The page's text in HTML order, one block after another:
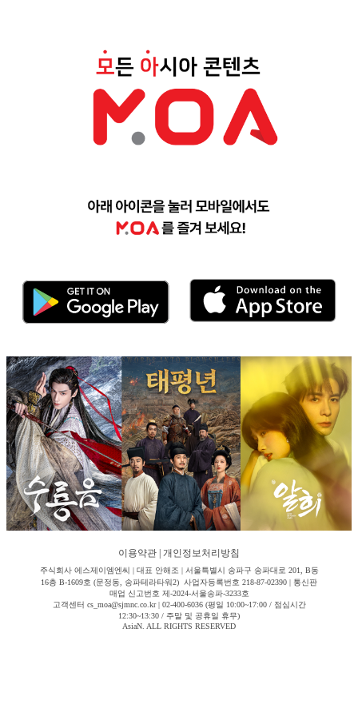
이용약관 개인정보처리방침
주식회사 에스제이엠엔씨 | 대표 안해조 | 서울특별시 송파구 송파대로 201, B동
16층 B-1609호 (문정동, 송파테라타워2) 사업자등록번호 218-87-02390 | 통신판
매업 신고번호 제-2024-서울송파-3233호
고객센터 cs_moa@sjmnc.co.kr | 02-400-6036 (평일 10:00~17:00 / 점심시간
12:30~13:30 / 주말 및 공휴일 휴무)
AsiaN. ALL RIGHTS RESERVED